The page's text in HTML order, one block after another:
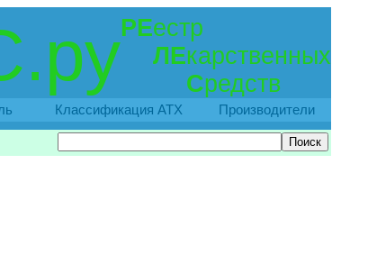
РЕестр
ЛЕкарственных
Средств
Классификация АТХ Производители